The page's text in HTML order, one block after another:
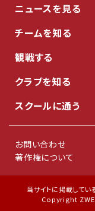
ニュースを見る
チームを知る
観戦する
クラブを知る
スクールに通う
お問い合わせ
著作権について
当サイトに掲載してい
Copyright